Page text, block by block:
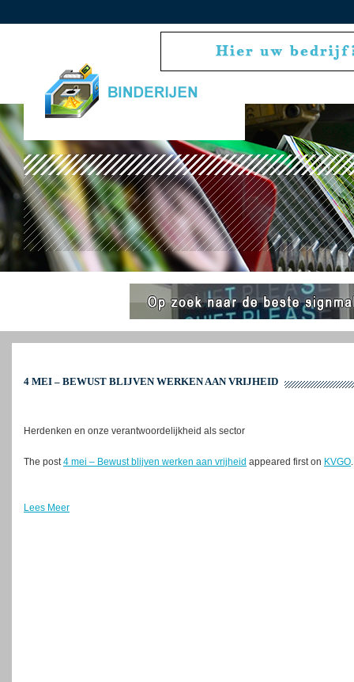
4 MEI – BEWUST BLIJVEN WERKEN AAN VRIJHEID
Herdenken en onze verantwoordelijkheid als sector
The post4 mei – Bewust blijven werken aan vrijheid appeared first on KVGO.
Lees Meer